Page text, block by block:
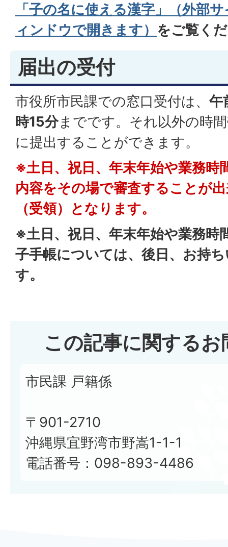
「子の名に使える漢字」（外部
ィンドウで開きます） をご覧く
届出の受付
市役所市民課での窓口受付は、 午
時15分までです。それ以外の時
に提出することができます。
※土日、祝日、年末年始や業務時
内容をその場で審査することが
（受領）となります。
※土日、祝日、年末年始や業務時
子手帳については、後日、お持
す。
この記事に関する
市民課 戸籍係
〒901-2710
沖縄県宜野湾市野嵩1-1-1
電話番号：098-893-4486